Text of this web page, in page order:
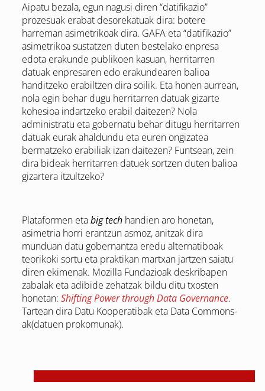
Aipatu bezala, egun nagusi diren “datifikazio”
prozesuak erabat desorekatuak dira: botere
harreman asimetrikoak dira. GAFA eta “datifikazio”
asimetrikoa sustatzen duten bestelako enpresa
edota erakunde publikoen kasuan, herritarren
datuak enpresaren edo erakundearen balioa
handitzeko erabiltzen dira soilik. Eta honen aurrean,
nola egin behar dugu herritarren datuak gizarte
kohesioa indartzeko erabil daitezen? Nola
administratu eta gobernatu behar ditugu herritarren
datuak eurak ahaldundu eta euren ongizatea
bermatzeko erabiliak izan daitezen? Funtsean, zein
dira bideak herritarren datuek sortzen duten balioa
gizartera itzultzeko?
Plataformen etabig tech handien aro honetan,
asimetria horri erantzun asmoz, anitzak dira
munduan datu gobernantza eredu alternatiboak
teorikoki sortu eta praktikan martxan jartzen saiatu
diren ekimenak. Mozilla Fundazioak deskribapen
zabalak eta adibide zehatzak bildu ditu txosten
honetan: Shifting Power through Data Governance.
Tartean dira Datu Kooperatibak eta Data Commons-
ak(datuen prokomunak).